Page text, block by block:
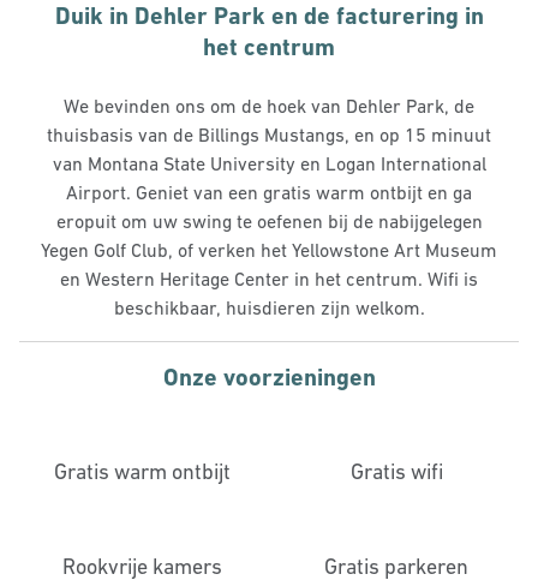
Duik in Dehler Park en de facturering in
het centrum
We bevinden ons om de hoek van Dehler Park, de
thuisbasis van de Billings Mustangs, en op 15 minuut
van Montana State University en Logan International
Airport. Geniet van een gratis warm ontbijt en ga
eropuit om uw swing te oefenen bij de nabijgelegen
Yegen Golf Club, of verken het Yellowstone Art Museum
en Western Heritage Center in het centrum. Wifi is
beschikbaar, huisdieren zijn welkom.
Onze voorzieningen
Gratis warm ontbijt Gratis wifi
Rookvrije kamers Gratis parkeren